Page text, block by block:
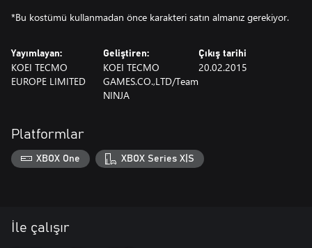
*Bu kostümü kullanmadan önce karakteri satın almanız gerekiyor.
Yayımlayan:
KOEI TECMO
EUROPE LIMITED
Geliştiren:
KOEI TECMO
GAMES.CO.,LTD/Team
NINJA
Çıkış tarihi
20.02.2015
Platformlar
XBOX One XBOX Series X|S
İle çalışır